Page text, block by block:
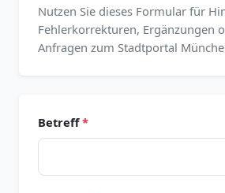
Nutzen Sie dieses Formular für
Fehlerkorrekturen, Ergänzungen
Anfragen zum Stadtportal
Betreff*